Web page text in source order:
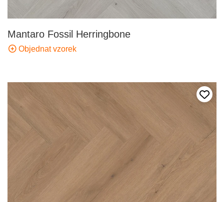
Mantaro Fossil Herringbone
Objednat vzorek